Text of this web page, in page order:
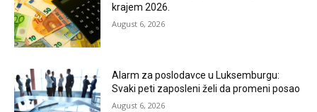
krajem 2026.
August 6, 2026
Alarm za poslodavce u Luksemburgu:
Svaki peti zaposleni želi da promeni posao
August 6, 2026